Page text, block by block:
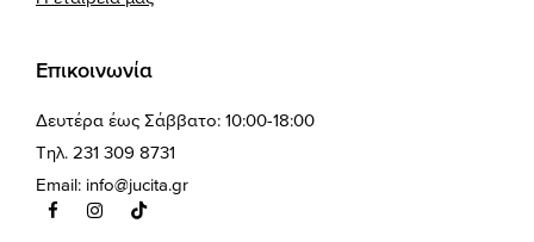
Επικοινωνία
Δευτέρα έως Σάββατο: 10:00-18:00
Τηλ. 231 309 8731
Email: info@jucita.gr